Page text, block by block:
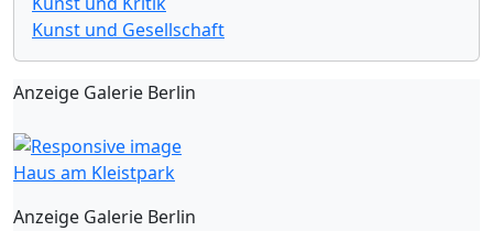
Kunst und Gesellschaft
Anzeige Galerie Berlin
Haus am Kleistpark
Anzeige Galerie Berlin